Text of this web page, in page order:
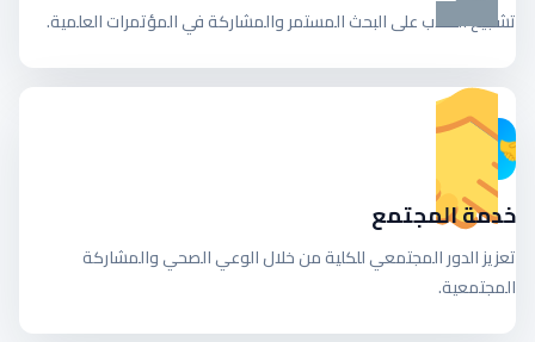
تشجيع الطلاب على البحث المستمر والمشاركة في المؤتمرات العلمية.
خدمة المجتمع
تعزيز الدور المجتمعي للكلية من خلال الوعي الصحي والمشاركة
المجتمعية.